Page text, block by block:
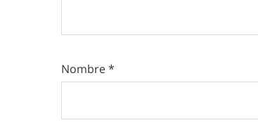
Nombre*